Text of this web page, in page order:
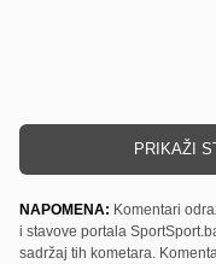
PRIKAŽI
NAPOMENA: Komentari
i stavove portala
sadržaj tih kometara.